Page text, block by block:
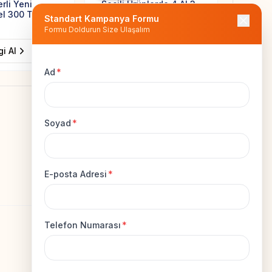
Yeni
300 TL
Al
- Seçili Ürünlerde 4 Al 3
Öde Fırsatı
Havlu,
Bornoz
Standart Kampanya Formu
Formu Doldurun Size Ulaşalım
Ad *
Soyad *
E-posta Adresi *
Telefon Numarası *